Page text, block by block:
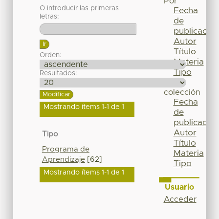
O introducir las primeras
letras:
Orden:
Resultados:
Mostrando ítems 1-1 de 1
Tipo
Programa de
Aprendizaje[62]
Mostrando ítems 1-1 de 1
Fecha
de
publicación
Autor
Título
Materia
Tipo
colección
Fecha
de
publicación
Autor
Título
Materia
Tipo
Usuario
Acceder